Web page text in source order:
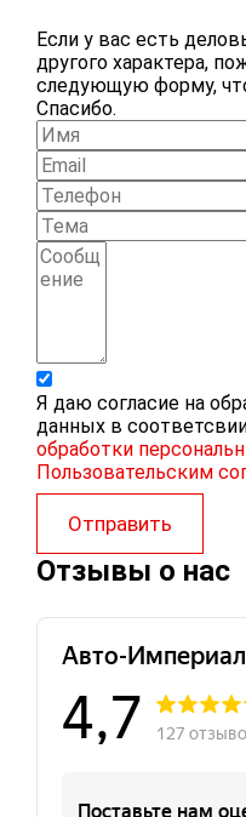
Если у вас есть
другого характера,
следующую форму,
Спасибо.
Я даю согласие на
данных в
обработки
Пользовательским
Отправить
Отзывы о нас